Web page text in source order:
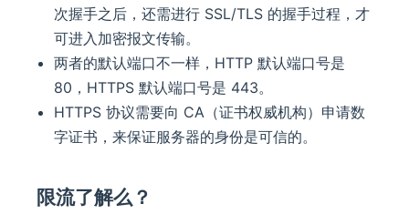
次握手之后，还需进行 SSL/TLS 的握手过程，才
可进入加密报文传输。
两者的默认端口不一样，HTTP 默认端口号是
80，HTTPS 默认端口号是 443。
HTTPS 协议需要向 CA（证书权威机构）申请数
字证书，来保证服务器的身份是可信的。
限流了解么？